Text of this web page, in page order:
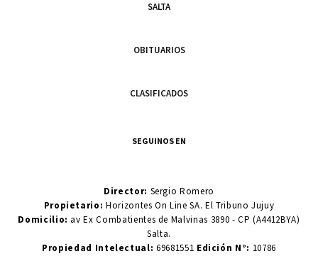
SALTA
OBITUARIOS
CLASIFICADOS
SEGUINOS EN
Director: Sergio Romero
Propietario:Horizontes On Line SA. El Tribuno Jujuy
Domicilio: av Ex Combatientes de Malvinas 3890 - CP (A4412BYA)
Salta.
Propiedad Intelectual: 69681551 Edición N°: 10786